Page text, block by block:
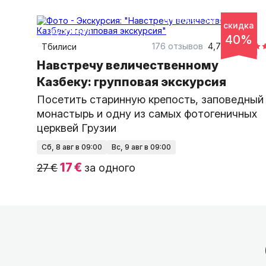
скидка
40%
11 часов
на автобусе
групповая
Тбилиси
4,79
176 отзывов
Навстречу величественному
Казбеку: групповая экскурсия
Посетить старинную крепость, заповедный
монастырь и одну из самых фотогеничных
церквей Грузии
сб, 8 авг в 09:00 вс, 9 авг в 09:00
27 €17 € за одного